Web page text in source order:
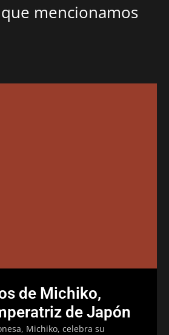
mencionamos
de Michiko,
de Japón
Michiko, celebra su